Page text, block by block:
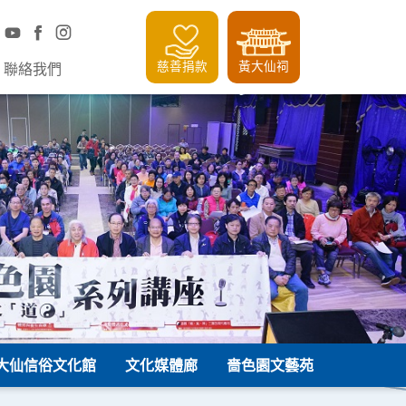
聯絡我們 慈善捐款 黃大仙祠
仙信俗文化館 文化媒體廊 嗇色園文藝苑